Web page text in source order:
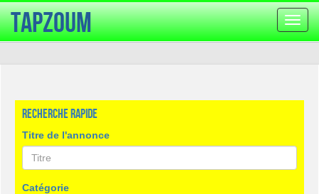
la
TapZoum
Recherche rapide
Titre de l'annonce
Catégorie